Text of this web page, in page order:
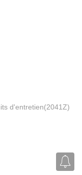
d'entretien(2041Z)